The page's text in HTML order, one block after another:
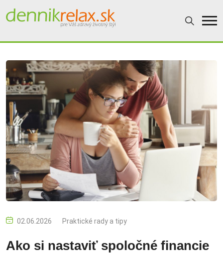
02.06.2026 Praktické rady a tipy
Ako si nastaviť spoločné financie